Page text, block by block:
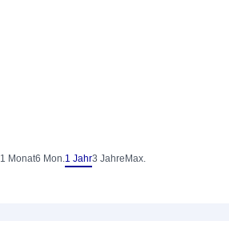
1 Monat6 Mon.1 Jahr3 Jahre Max.